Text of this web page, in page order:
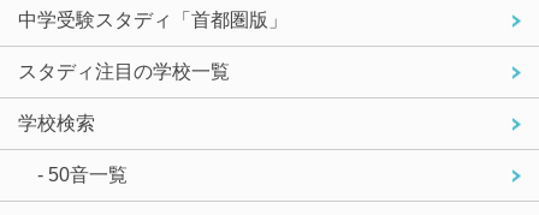
中学受験スタディ「首都圏版」
スタディ注目の学校一覧
学校検索
- 50音一覧